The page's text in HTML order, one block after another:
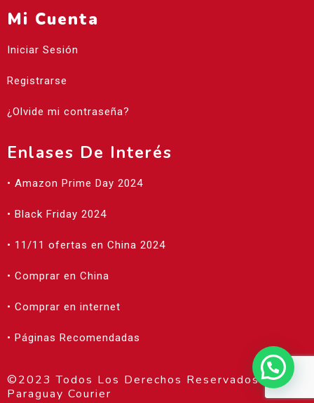
Mi Cuenta
Iniciar Sesión
Registrarse
¿Olvide mi contraseña?
Enlases De Interés
• Amazon Prime Day 2024
• Black Friday 2024
• 11/11 ofertas en China 2024
• Comprar en China
• Comprar en internet
• Páginas Recomendadas
©2023 Todos Los Derechos Reservados |
Paraguay Courier